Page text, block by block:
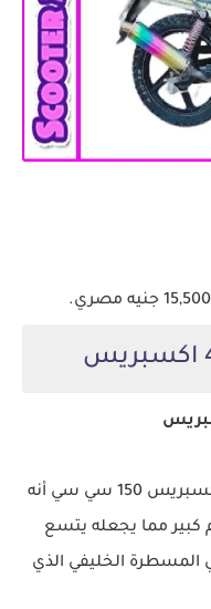
من أهم ميزات موتوسيكل دايون 4 اكسبريس 150 سي سي أنه
مما يجعله يتسع
الخليفي الذي